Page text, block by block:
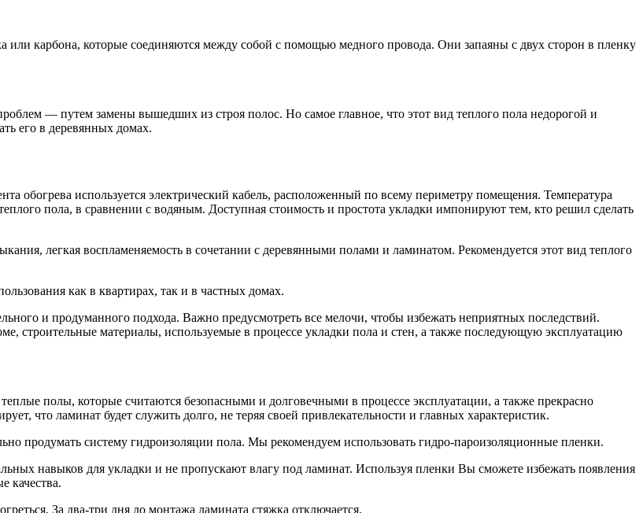
или карбона, которые соединяются между собой с помощью медного провода. Они запаяны с двух сторон в пленку
— путем замены вышедших из строя полос. Но самое главное, что этот вид теплого пола недорогой и
его в деревянных домах.
обогрева используется электрический кабель, расположенный по всему периметру помещения. Температура
пола, в сравнении с водяным. Доступная стоимость и простота укладки импонируют тем, кто решил сделать
легкая воспламеняемость в сочетании с деревянными полами и ламинатом. Рекомендуется этот вид теплого
как в квартирах, так и в частных домах.
и продуманного подхода. Важно предусмотреть все мелочи, чтобы избежать неприятных последствий.
строительные материалы, используемые в процессе укладки пола и стен, а также последующую эксплуатацию
полы, которые считаются безопасными и долговечными в процессе эксплуатации, а также прекрасно
что ламинат будет служить долго, не теряя своей привлекательности и главных характеристик.
продумать систему гидроизоляции пола. Мы рекомендуем использовать гидро-пароизоляционные пленки.
навыков для укладки и не пропускают влагу под ламинат. Используя пленки Вы сможете избежать появления
качества.
За два-три дня до монтажа ламината стяжка отключается.